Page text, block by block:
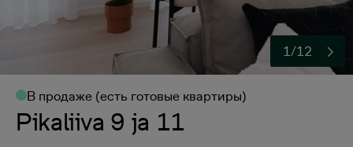
1/12
В продаже (есть готовые квартиры)
Pikaliiva 9 ja 11